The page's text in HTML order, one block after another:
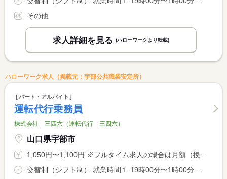
その他
求人詳細を見る (ハローワークより転載)
ハローワーク求人（掲載元：宇部公共職業安定所）
パート・アルバイト
運転代行乗務員
株式会社 三四六（運転代行 三四六）
山口県宇部市
1,050円〜1,100円 ※フルタイム求人の場合は月額（換算額）、パート求人の場合は時間額を表示しています。